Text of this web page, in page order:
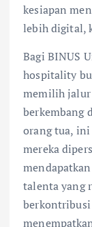
kesiapan
lebih digital,
Bagi BINUS
hospitality
memilih
berkembang
orang tua,
mereka
talenta yang